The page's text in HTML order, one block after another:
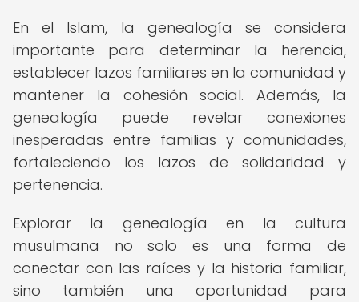
En el Islam, la genealogía se considera
importante para determinar la herencia,
establecer lazos familiares en la comunidad y
mantener la cohesión social. Además, la
genealogía puede revelar conexiones
inesperadas entre familias y comunidades,
fortaleciendo los lazos de solidaridad y
pertenencia.
Explorar la genealogía en la cultura
musulmana no solo es una forma de
conectar con las raíces y la historia familiar,
sino también una oportunidad para